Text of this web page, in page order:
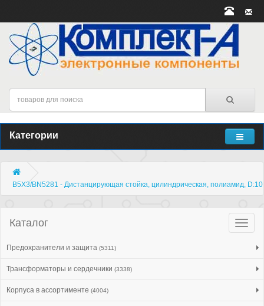
Категории
B5X3/BN5281 - Дистанцирующая стойка, цилиндрическая, полиамид,
Каталог
Предохранители и защита (5311)
Трансформаторы и сердечники (3338)
Корпуса в ассортименте (4004)